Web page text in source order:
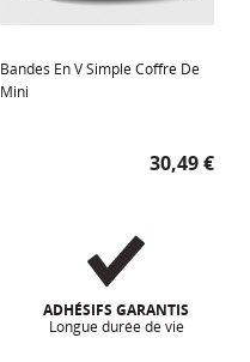
Bandes En V Simple Coffre De
Mini
Prix
30,49 €
ADHÉSIFS GARANTIS
Longue durée de vie